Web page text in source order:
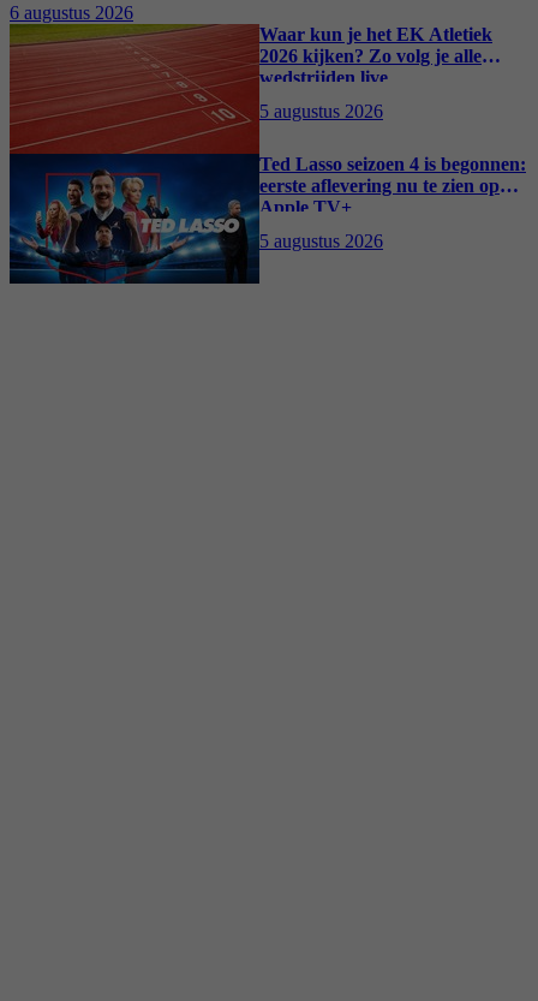
6 augustus 2026
Waar kun je het EK Atletiek
2026 kijken? Zo volg je alle
wedstrijden live
5 augustus 2026
Ted Lasso seizoen 4 is begonnen:
eerste aflevering nu te zien op
Apple TV+
5 augustus 2026